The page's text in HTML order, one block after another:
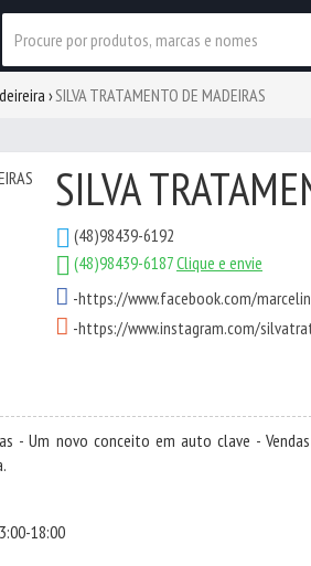
SILVA TRATAMENTO DE MADEIRAS
SILVA
(48)98439-6192
(48)98439-6187Clique e envie
-https://www.facebook.com/
-https://www.instagram.com/
- Um novo conceito em auto clave -
18:00